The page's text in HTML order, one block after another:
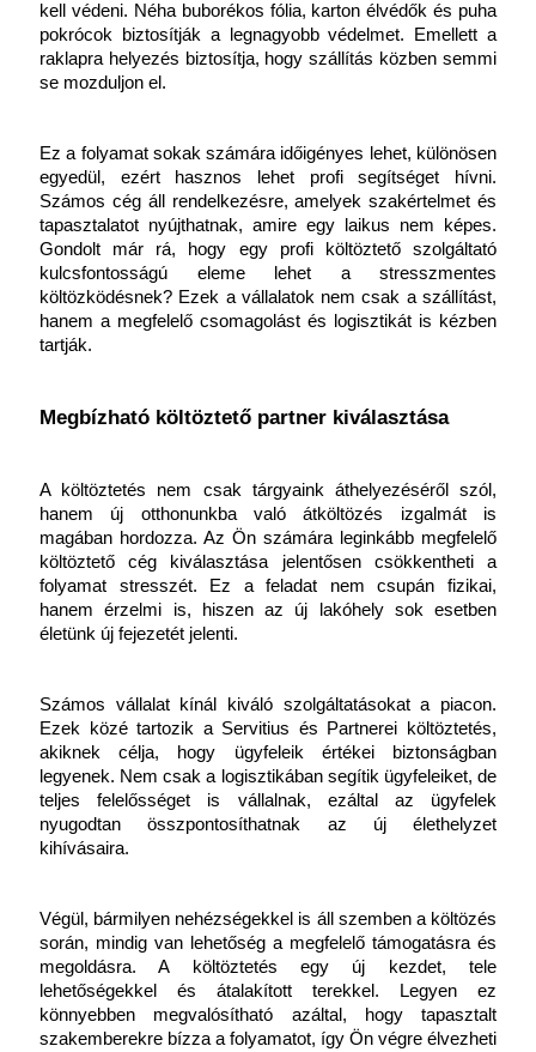
kell védeni. Néha buborékos fólia, karton élvédők és puha
pokrócok biztosítják a legnagyobb védelmet. Emellett a
raklapra helyezés biztosítja, hogy szállítás közben semmi
se mozduljon el.
Ez a folyamat sokak számára időigényes lehet, különösen
egyedül, ezért hasznos lehet profi segítséget hívni.
Számos cég áll rendelkezésre, amelyek szakértelmet és
tapasztalatot nyújthatnak, amire egy laikus nem képes.
Gondolt már rá, hogy egy profi költöztető szolgáltató
kulcsfontosságú eleme lehet a stresszmentes
költözködésnek? Ezek a vállalatok nem csak a szállítást,
hanem a megfelelő csomagolást és logisztikát is kézben
tartják.
Megbízható költöztető partner kiválasztása
A költöztetés nem csak tárgyaink áthelyezéséről szól,
hanem új otthonunkba való átköltözés izgalmát is
magában hordozza. Az Ön számára leginkább megfelelő
költöztető cég kiválasztása jelentősen csökkentheti a
folyamat stresszét. Ez a feladat nem csupán fizikai,
hanem érzelmi is, hiszen az új lakóhely sok esetben
életünk új fejezetét jelenti.
Számos vállalat kínál kiváló szolgáltatásokat a piacon.
Ezek közé tartozik a Servitius és Partnerei költöztetés,
akiknek célja, hogy ügyfeleik értékei biztonságban
legyenek. Nem csak a logisztikában segítik ügyfeleiket, de
teljes felelősséget is vállalnak, ezáltal az ügyfelek
nyugodtan összpontosíthatnak az új élethelyzet
kihívásaira.
Végül, bármilyen nehézségekkel is áll szemben a költözés
során, mindig van lehetőség a megfelelő támogatásra és
megoldásra. A költöztetés egy új kezdet, tele
lehetőségekkel és átalakított terekkel. Legyen ez
könnyebben megvalósítható azáltal, hogy tapasztalt
szakemberekre bízza a folyamatot, így Ön végre élvezheti